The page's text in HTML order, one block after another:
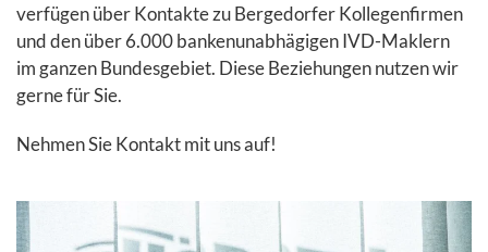
verfügen über Kontakte zu Bergedorfer Kollegenfirmen
und den über 6.000 bankenunabhägigen IVD-Maklern
im ganzen Bundesgebiet. Diese Beziehungen nutzen wir
gerne für Sie.
Nehmen Sie Kontakt mit uns auf!